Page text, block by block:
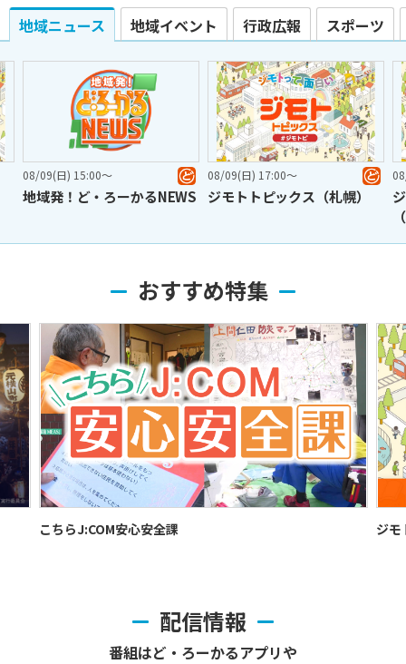
地域ニュース 地域イベント 行政広報 スポーツ
09(日) 15:00〜
域発！ど・ろーかるNEWS
08/09(日) 17:00〜
ジモトトピックス（札幌）
08/10(
ジモ
（札
おすすめ特集
こちらJ:COM安心安全課 ジモ
配信情報
番組はど・ろーかるアプリや